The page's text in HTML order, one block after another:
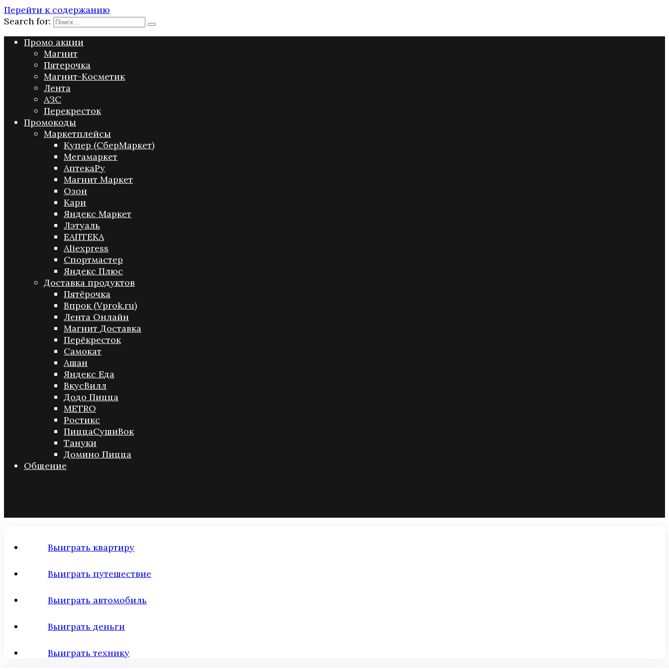
Перейти к содержанию
Search for:
Промо акции
Магнит
Пятерочка
Магнит-Косметик
Лента
АЗС
Перекресток
Промокоды
Маркетплейсы
Купер (СберМаркет)
Мегамаркет
АптекаРу
Магнит Маркет
Озон
Кари
Яндекс Маркет
Лэтуаль
ЕАПТЕКА
Aliexpress
Спортмастер
Яндекс Плюс
Доставка продуктов
Пятёрочка
Впрок (Vprok.ru)
Лента Онлайн
Магнит Доставка
Перёкресток
Самокат
Ашан
Яндекс Еда
ВкусВилл
Додо Пицца
METRO
Ростикс
ПиццаСушиВок
Тануки
Домино Пицца
Общение
Выиграть квартиру
Выиграть путешествие
Выиграть автомобиль
Выиграть деньги
Выиграть технику